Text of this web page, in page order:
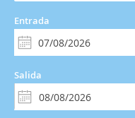
Entrada
Salida